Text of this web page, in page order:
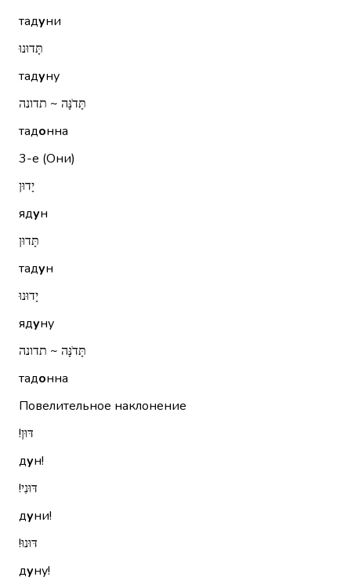
тадуни
תָּדוּנוּ
тадуну
תָּדֹנָּה ~ תדונה
тадонна
3-е (Они)
יָדוּן
ядун
תָּדוּן
тадун
יָדוּנוּ
ядуну
תָּדֹנָּה ~ תדונה
тадонна
Повелительное наклонение
דּוּן!‏
дун!
דּוּנִי!‏
дуни!
דּוּנוּ!‏
дуну!